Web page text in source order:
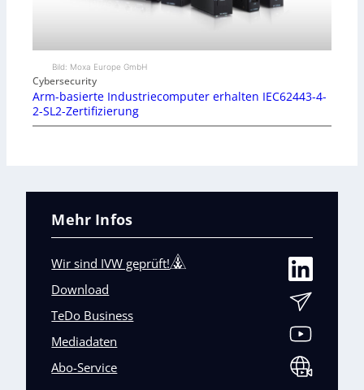
Bild: Moxa Europe GmbH
Cybersecurity
Arm-basierte Industriecomputer erhalten IEC62443-4-
2-SL2-Zertifizierung
Mehr Infos
Wir sind IVW geprüft!
Download
TeDo Business
Mediadaten
Abo-Service